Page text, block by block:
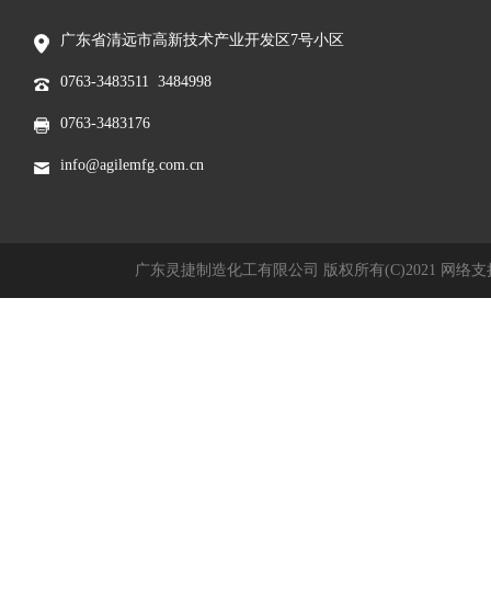
广东省清远市高新技术产业开发区7号小区
0763-3483511 3484998
0763-3483176
info@agilemfg.com.cn
广东灵捷制造化工有限公司 版权所有(C)2021 网络支